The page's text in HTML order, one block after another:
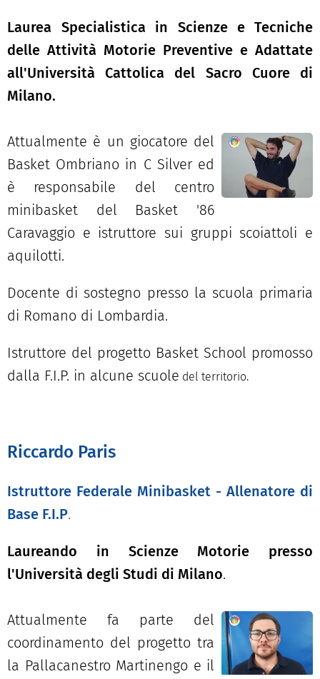
Laurea
Specialistica in Scienze e Tecniche
delle Attività Motorie Preventive e Adattate
all'Università Cattolica del Sacro Cuore di
Milano.
Attualmente è un giocatore del
Basket Ombriano in C Silver ed
è responsabile del centro
minibasket del Basket '86
Caravaggio e istruttore sui gruppi scoiattoli e
aquilotti.
Docente di sostegno presso la scuola primaria
di Romano di Lombardia.
Istruttore del progetto Basket School promosso
dalla F.I.P. in alcune scuole del territorio.
Riccardo Paris
Istruttore Federale Minibasket - Allenatore di
Base F.I.P.
Laureando in Scienze Motorie presso
l'Università degli Studi di Milano.
Attualmente fa parte del
coordinamento del progetto tra
la Pallacanestro Martinengo e il